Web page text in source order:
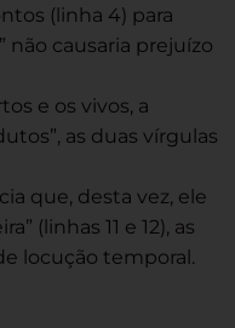
(linha 4) para
não causaria prejuízo
e os vivos, a
as duas vírgulas
que, desta vez, ele
(linhas 11 e 12), as
locução temporal.